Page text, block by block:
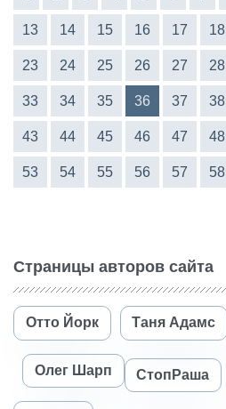
13 14 15 16 17 18
23 24 25 26 27 28
33 34 35 36 37 38
43 44 45 46 47 48
53 54 55 56 57 58
Страницы авторов сайта
Отто Йорк Таня Адамс
Олег Шарп СтопРаша